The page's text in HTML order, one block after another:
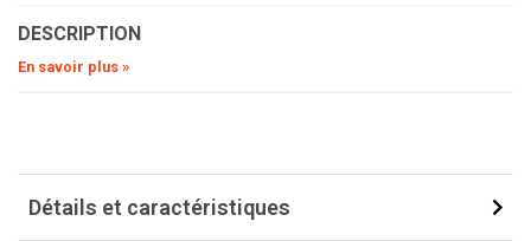
DESCRIPTION
En savoir plus »
Détails et caractéristiques